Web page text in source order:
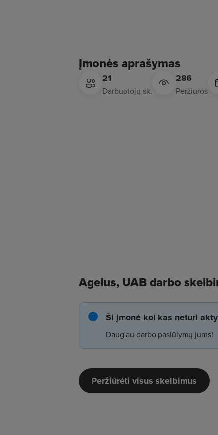
Įmonės aprašymas
21
Darbuotojų sk.
286
Peržiūros
Agelus, UAB darbo
Ši įmonė kol kas neturi
Daugiau darbo pasiūlymų jums!
Peržiūrėti visus skelbimus